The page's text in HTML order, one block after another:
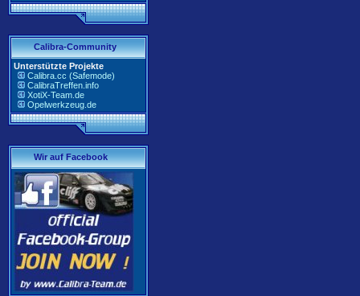
Calibra-Community
Unterstützte Projekte
Calibra.cc (Safemode)
CalibraTreffen.info
XotiX-Team.de
Opelwerkzeug.de
Wir auf Facebook